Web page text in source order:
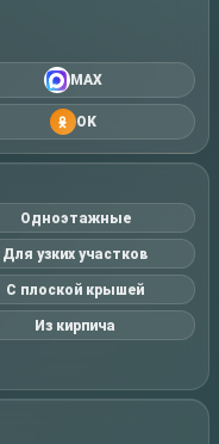
MAX
OK
Одноэтажные
Для узких участков
С плоской крышей
Из кирпича